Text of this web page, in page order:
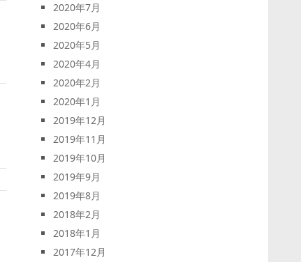
2020年7月
2020年6月
2020年5月
2020年4月
2020年2月
2020年1月
2019年12月
2019年11月
2019年10月
2019年9月
2019年8月
2018年2月
2018年1月
2017年12月